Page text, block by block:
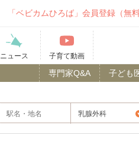
「ベビカムひろば」会員登録（無料
ニュース 子育て動画
子ども
専門家Q&A